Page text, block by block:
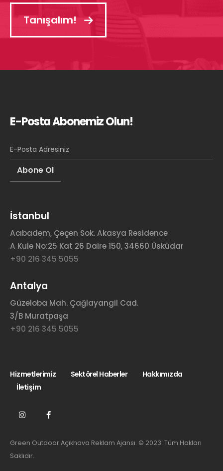
Tanışalım!
E-Posta Abonemiz Olun!
İstanbul
Acıbadem, Çeçen Sok. Akasya Residence
A Kule No:25 Kat 26 Daire 150, 34660 Üsküdar
+90 216 345 5055
Antalya
Güzeloba Mah. Çağlayangil Cad.
3/B Muratpaşa
+90 216 345 5055
Hizmetlerimiz Sektörel Haberler
Hakkımızda
İletişim
Green Outdoor Açıkhava Reklam Ajansı. © 2023. Tüm Hakları
Saklıdır.